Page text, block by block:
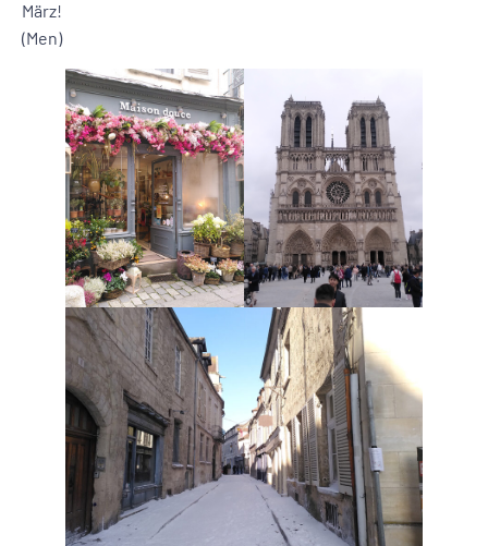
März!
(Men)